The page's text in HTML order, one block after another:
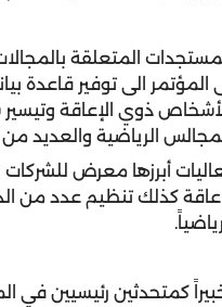
المتعلقة بالمجالات
الى توفير قاعدة
ذوي الإعاقة
الرياضية والعديد
أبرزها معرض للشركات
كذلك تنظيم عدد من